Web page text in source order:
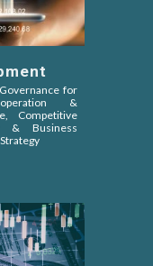
for
&
Competitive
& Business